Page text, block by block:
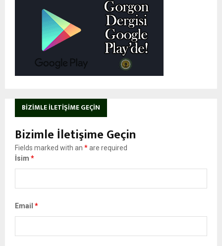
BIZIMLE İLETIŞIME GEÇIN
Bizimle İletişime Geçin
Fields marked with an *are required
İsim *
Email *